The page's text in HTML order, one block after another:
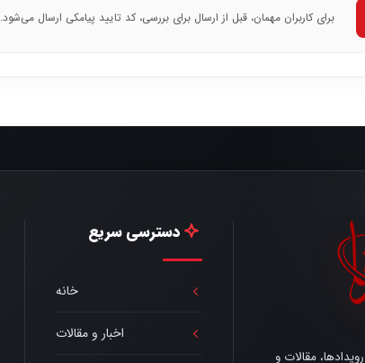
برای کاربران مهمان، قبل از ارسال برای بررسی، کد تایید پیامکی ارسال می‌شود.
مقالات و
دسترسی سریع
خانه
اخبار و مقالات